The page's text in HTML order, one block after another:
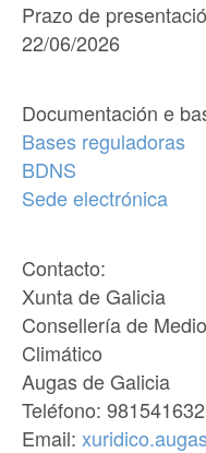
Prazo de
22/06/2026
Documentación e
Bases reguladoras
BDNS
Sede electrónica
Contacto:
Xunta de Galicia
Consellería de
Climático
Augas de Galicia
Teléfono: 981541632
Email: